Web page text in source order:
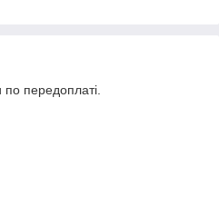
по передоплаті.